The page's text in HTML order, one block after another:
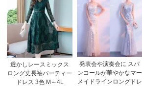
透かしレースミックス
ロング丈長袖パーティー
ドレス 3色 M～4L
発表会や演奏会に スパ
ンコールが華やかなマー
メイドラインロングドレ